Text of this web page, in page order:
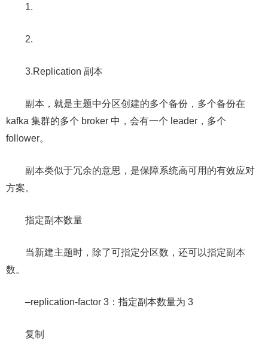
1.
2.
3.Replication 副本
副本，就是主题中分区创建的多个备份，多个备份在
kafka 集群的多个 broker 中，会有一个 leader，多个
follower。
副本类似于冗余的意思，是保障系统高可用的有效应对
方案。
指定副本数量
当新建主题时，除了可指定分区数，还可以指定副本
数。
–replication-factor 3：指定副本数量为 3
复制